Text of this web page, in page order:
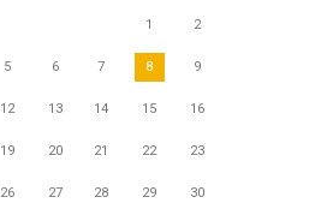
1 2
5 6 7 8 9
12 13 14 15 16
19 20 21 22 23
26 27 28 29 30